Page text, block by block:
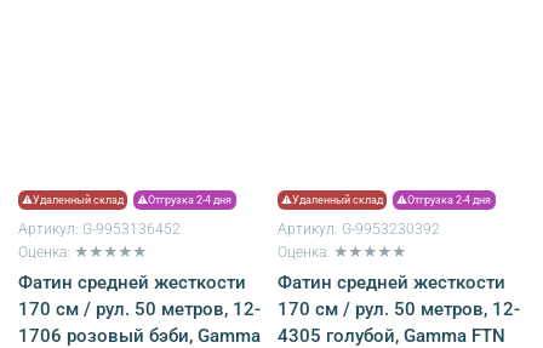
⚠Удаленный склад ⚠Отгрузка 2-4 дня
Артикул: G-9953136452
Оценка: ★★★★★
Фатин средней жесткости
170 см / рул. 50 метров, 12-
1706 розовый бэби, Gamma
⚠Удаленный склад ⚠Отгрузка 2-4 дня
Артикул: G-9953230392
Оценка: ★★★★★
Фатин средней жесткости
170 см / рул. 50 метров, 12-
4305 голубой, Gamma FTN